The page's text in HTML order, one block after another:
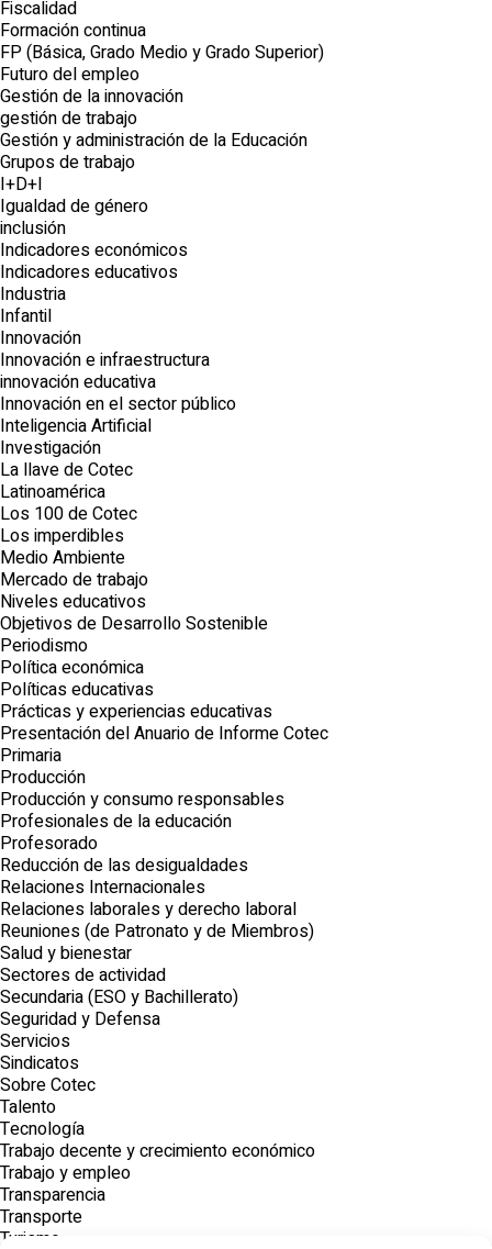
Fiscalidad
Formación continua
FP (Básica, Grado Medio y Grado Superior)
Futuro del empleo
Gestión de la innovación
gestión de trabajo
Gestión y administración de la Educación
Grupos de trabajo
I+D+I
Igualdad de género
inclusión
Indicadores económicos
Indicadores educativos
Industria
Infantil
Innovación
Innovación e infraestructura
innovación educativa
Innovación en el sector público
Inteligencia Artificial
Investigación
La llave de Cotec
Latinoamérica
Los 100 de Cotec
Los imperdibles
Medio Ambiente
Mercado de trabajo
Niveles educativos
Objetivos de Desarrollo Sostenible
Periodismo
Política económica
Políticas educativas
Prácticas y experiencias educativas
Presentación del Anuario de Informe Cotec
Primaria
Producción
Producción y consumo responsables
Profesionales de la educación
Profesorado
Reducción de las desigualdades
Relaciones Internacionales
Relaciones laborales y derecho laboral
Reuniones (de Patronato y de Miembros)
Salud y bienestar
Sectores de actividad
Secundaria (ESO y Bachillerato)
Seguridad y Defensa
Servicios
Sindicatos
Sobre Cotec
Talento
Tecnología
Trabajo decente y crecimiento económico
Trabajo y empleo
Transparencia
Transporte
Turismo